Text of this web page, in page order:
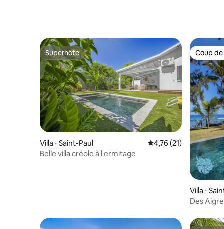
Superhôte
Superhôte
Villa ⋅ Saint-Paul Évaluation moyenne
4,76 (21)
Belle villa créole à l'ermitage
Coup
Coup
Villa ⋅
Des